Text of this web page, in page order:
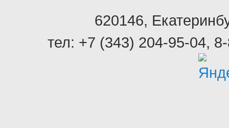
620146,
тел: +7 (343) 204-95-04,